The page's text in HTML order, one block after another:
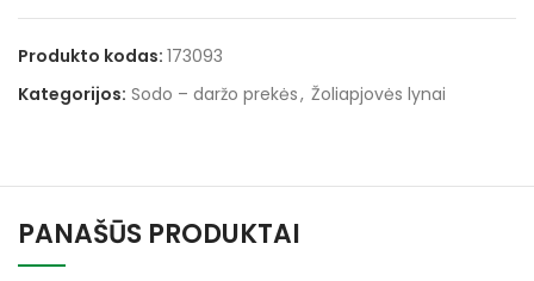
Produkto kodas: 173093
Kategorijos: Sodo – daržo prekės, Žoliapjovės lynai
PANAŠŪS PRODUKTAI